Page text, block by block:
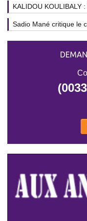
KALIDOU KOULIBALY :
Sadio Mané critique le